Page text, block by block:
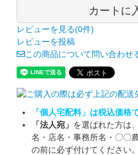
カートに
レビューを見る(0件)
レビューを投稿
この商品について問い合わせ
「個人宅配料」は税込価格
「法人宛」 を選ばれた方は
名・店名・事務所名・〇〇
の前に必ず付けてください。